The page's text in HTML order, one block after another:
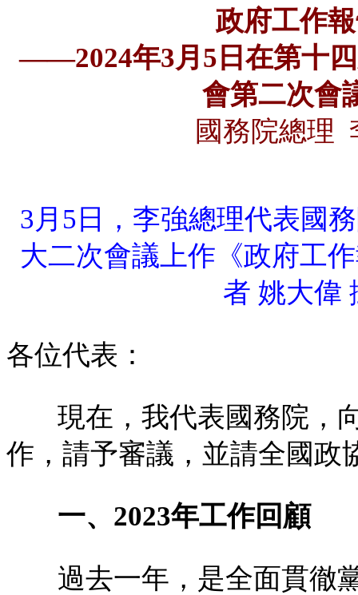
政府工作
——2024年3月5日在第十
會第二次會
國務院總理
3月5日，李強總理代表國
大二次會議上作《政府工
者 姚大偉
各位代表：
現在，我代表國務院，
作，請予審議，並請全國政
一、2023年工作回顧
過去一年，是全面貫徹